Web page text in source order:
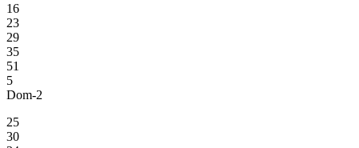
16
23
29
35
51
5
Dom-2
25
30